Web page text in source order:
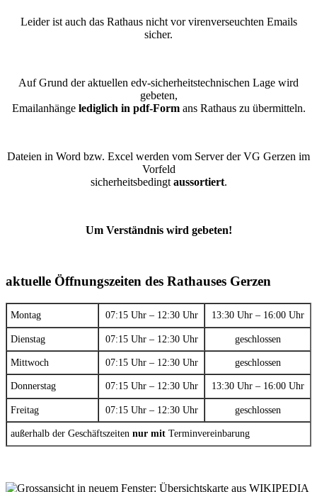
Leider ist auch das Rathaus nicht vor virenverseuchten Emails
sicher.
Auf Grund der aktuellen edv-sicherheitstechnischen Lage wird
gebeten,
Emailanhänge lediglich in pdf-Formans Rathaus zu übermitteln.
Dateien in Word bzw. Excel werden vom Server der VG Gerzen im
Vorfeld
sicherheitsbedingt aussortiert.
Um Verständnis wird gebeten!
aktuelle Öffnungszeiten des Rathauses Gerzen
Montag 07:15 Uhr – 12:30 Uhr 13:30 Uhr – 16:00 Uhr
Dienstag 07:15 Uhr – 12:30 Uhr geschlossen
Mittwoch 07:15 Uhr – 12:30 Uhr geschlossen
Donnerstag 07:15 Uhr – 12:30 Uhr 13:30 Uhr – 16:00 Uhr
Freitag 07:15 Uhr – 12:30 Uhr geschlossen
außerhalb der Geschäftszeiten nur mit Terminvereinbarung